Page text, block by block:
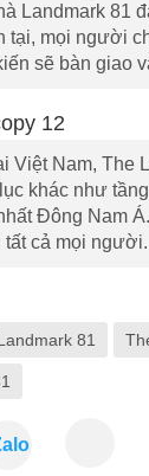
Landmark 81
tại, mọi người
sẽ bàn giao
Nam, The
khác như
Đông Nam
cả mọi người.
81